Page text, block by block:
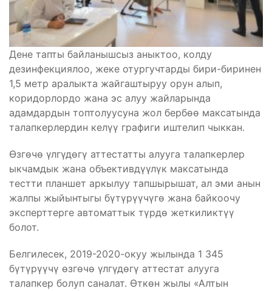
Дене тапты байланышсыз аныктоо, колду
дезинфекциялоо, жеке отургучтарды бири-биринен
1,5 метр аралыкта жайгаштыруу орун алып,
коридорлордо жана эс алуу жайларында
адамдардын топтолуусуна жол бербөө максатында
талапкерлердин келүү графиги иштелип чыккан.
Өзгөчө үлгүдөгү аттестатты алууга талапкерлер
ыкчамдык жана объективдүүлүк максатында
тестти планшет аркылуу тапшырышат, ал эми анын
жалпы жыйынтыгы бүтүрүүчүгө жана байкоочу
эксперттерге автоматтык түрдө жеткиликтүү
болот.
Белгилесек, 2019-2020-окуу жылында 1 345
бүтүрүүчү өзгөчө үлгүдөгү аттестат алууга
талапкер болуп саналат. Өткөн жылы «Алтын